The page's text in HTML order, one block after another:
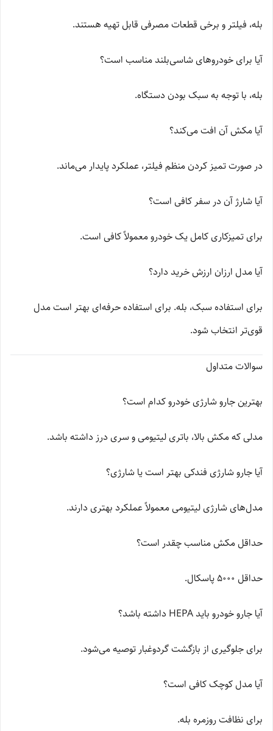
بله، فیلتر و برخی قطعات مصرفی قابل تهیه هستند.
آیا برای خودروهای شاسی‌بلند مناسب است؟
بله، با توجه به سبک بودن دستگاه.
آیا مکش آن افت می‌کند؟
در صورت تمیز کردن منظم فیلتر، عملکرد پایدار می‌ماند.
آیا شارژ آن در سفر کافی است؟
برای تمیزکاری کامل یک خودرو معمولاً کافی است.
آیا مدل ارزان ارزش خرید دارد؟
برای استفاده سبک، بله. برای استفاده حرفه‌ای بهتر است مدل
قوی‌تر انتخاب شود.
سوالات متداول
بهترین جارو شارژی خودرو کدام است؟
مدلی که مکش بالا، باتری لیتیومی و سری درز داشته باشد.
آیا جارو شارژی فندکی بهتر است یا شارژی؟
مدل‌های شارژی لیتیومی معمولاً عملکرد بهتری دارند.
حداقل مکش مناسب چقدر است؟
حداقل 5000 پاسکال.
آیا جارو خودرو باید HEPA داشته باشد؟
برای جلوگیری از بازگشت گردوغبار توصیه می‌شود.
آیا مدل کوچک کافی است؟
برای نظافت روزمره بله.